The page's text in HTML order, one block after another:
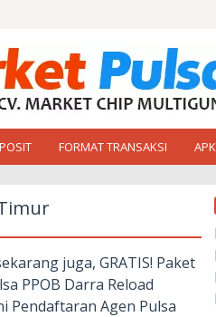
FORMAT TRANSAKSI
juga, GRATIS! Paket
PPOB Darra Reload
Pendaftaran Agen Pulsa